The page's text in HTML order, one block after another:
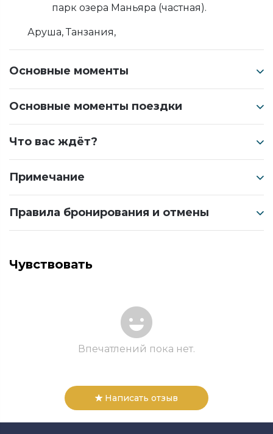
парк озера Маньяра (частная).
Аруша, Танзания,
Основные моменты
Основные моменты поездки
Что вас ждёт?
Примечание
Правила бронирования и отмены
Чувствовать
Впечатлений пока нет.
Написать отзыв